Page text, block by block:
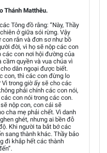
Thánh Matthêu.
Tông đồ rằng: “Này, Thầy
ở giữa sói rừng. Vậy
rắn và đơn sơ như bồ
đời, vì họ sẽ nộp các con
các con nơi hội đường của
cầm quyền và vua chúa vì
dân ngoại được biết.
con, thì các con đừng lo
Vì trong giờ ấy sẽ cho các
phải chính các con nói,
con nói trong các con.
nộp con, con cái sẽ
cha mẹ phải chết. Vì danh
ghét, nhưng ai bền đỗ
Khi người ta bắt bớ các
sang thành khác. Thầy bảo
đi khắp hết các thành